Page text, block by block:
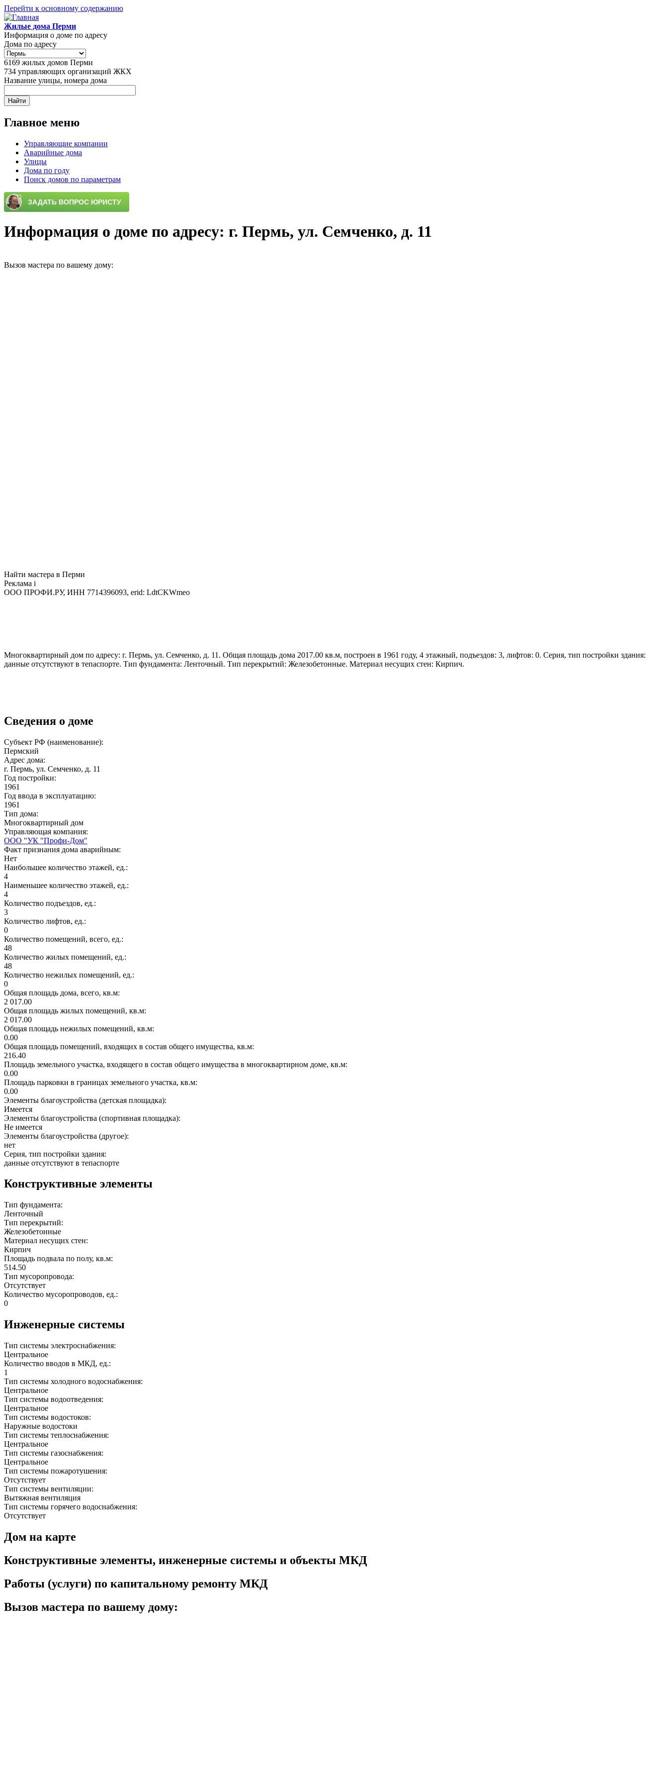
Перейти к основному содержанию
Жилые дома Перми
Информация о доме по адресу
Дома по адресу
6169 жилых домов Перми
734 управляющих организаций ЖКХ
Название улицы, номера дома
Главное меню
Управляющие компании
Аварийные дома
Улицы
Дома по году
Поиск домов по параметрам
Информация о доме по адресу: г. Пермь, ул. Семченко, д. 11
Вызов мастера по вашему дому:
Найти мастера в Перми
Реклама i
ООО ПРОФИ.РУ, ИНН 7714396093, erid: LdtCKWmeo
Многоквартирный дом по адресу: г. Пермь, ул. Семченко, д. 11. Общая площадь дома 2017.00 кв.м, построен в 1961 году, 4 этажный, подъездов: 3, лифтов: 0. Серия, тип постройки здания:
данные отсутствуют в тепаспорте. Тип фундамента: Ленточный. Тип перекрытий: Железобетонные. Материал несущих стен: Кирпич.
Сведения о доме
Субъект РФ (наименование):
Пермский
Адрес дома:
г. Пермь, ул. Семченко, д. 11
Год постройки:
1961
Год ввода в эксплуатацию:
1961
Тип дома:
Многоквартирный дом
Управляющая компания:
ООО "УК "Профи-Дом"
Факт признания дома аварийным:
Нет
Наибольшее количество этажей, ед.:
4
Наименьшее количество этажей, ед.:
4
Количество подъездов, ед.:
3
Количество лифтов, ед.:
0
Количество помещений, всего, ед.:
48
Количество жилых помещений, ед.:
48
Количество нежилых помещений, ед.:
0
Общая площадь дома, всего, кв.м:
2 017.00
Общая площадь жилых помещений, кв.м:
2 017.00
Общая площадь нежилых помещений, кв.м:
0.00
Общая площадь помещений, входящих в состав общего имущества, кв.м:
216.40
Площадь земельного участка, входящего в состав общего имущества в многоквартирном доме, кв.м:
0.00
Площадь парковки в границах земельного участка, кв.м:
0.00
Элементы благоустройства (детская площадка):
Имеется
Элементы благоустройства (спортивная площадка):
Не имеется
Элементы благоустройства (другое):
нет
Серия, тип постройки здания:
данные отсутствуют в тепаспорте
Конструктивные элементы
Тип фундамента:
Ленточный
Тип перекрытий:
Железобетонные
Материал несущих стен:
Кирпич
Площадь подвала по полу, кв.м:
514.50
Тип мусоропровода:
Отсутствует
Количество мусоропроводов, ед.:
0
Инженерные системы
Тип системы электроснабжения:
Центральное
Количество вводов в МКД, ед.:
1
Тип системы холодного водоснабжения:
Центральное
Тип системы водоотведения:
Центральное
Тип системы водостоков:
Наружные водостоки
Тип системы теплоснабжения:
Центральное
Тип системы газоснабжения:
Центральное
Тип системы пожаротушения:
Отсутствует
Тип системы вентиляции:
Вытяжная вентиляция
Тип системы горячего водоснабжения:
Отсутствует
Дом на карте
Конструктивные элементы, инженерные системы и объекты МКД
Работы (услуги) по капитальному ремонту МКД
Вызов мастера по вашему дому: